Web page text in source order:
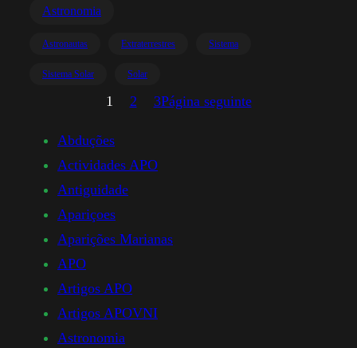
Astronomia
Astronautas Extraterrestres Sistema
Sistema Solar Solar
1 2 3Página seguinte
Abduções
Actividades APO
Antiguidade
Apariçoes
Aparições Marianas
APO
Artigos APO
Artigos APOVNI
Astronomia